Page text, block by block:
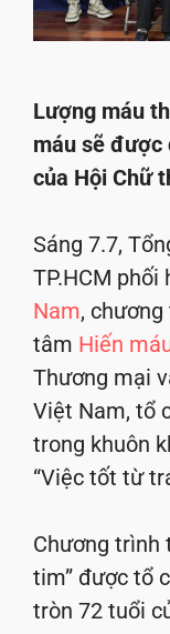
Lượng máu
máu sẽ được
của Hội Chữ
Sáng 7.7,
TP.HCM phối
Nam, chương
tâm Hiến
Thương mại
Việt Nam, tổ
trong khuôn
“Việc tốt từ
Chương trình
tim” được tổ
tròn 72 tuổi